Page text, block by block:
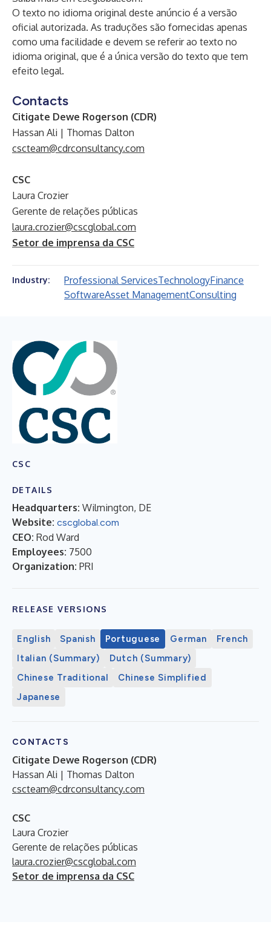
O texto no idioma original deste anúncio é a versão
oficial autorizada. As traduções são fornecidas apenas
como uma facilidade e devem se referir ao texto no
idioma original, que é a única versão do texto que tem
efeito legal.
Contacts
Citigate Dewe Rogerson (CDR)
Hassan Ali | Thomas Dalton
cscteam@cdrconsultancy.com
CSC
Laura Crozier
Gerente de relações públicas
laura.crozier@cscglobal.com
Setor de imprensa da CSC
Industry: Professional ServicesTechnologyFinance
SoftwareAsset ManagementConsulting
CSC
DETAILS
Headquarters: Wilmington, DE
Website: cscglobal.com
CEO: Rod Ward
Employees: 7500
Organization: PRI
RELEASE VERSIONS
English Spanish Portuguese German
French
Italian (Summary)
Dutch (Summary)
Chinese Traditional
Chinese Simplified
Japanese
CONTACTS
Citigate Dewe Rogerson (CDR)
Hassan Ali | Thomas Dalton
cscteam@cdrconsultancy.com
CSC
Laura Crozier
Gerente de relações públicas
laura.crozier@cscglobal.com
Setor de imprensa da CSC